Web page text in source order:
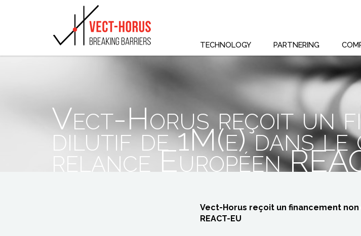
TECHNOLOGY PARTNERING
Vect-Horus reçoit un
dilutif de 1M(e) dans le
relance Européen
Vect-Horus reçoit un financement
REACT-EU